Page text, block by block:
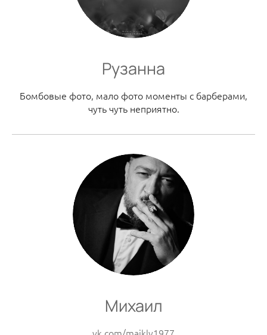
Рузанна
Бомбовые фото, мало фото моменты с барберами,
чуть чуть неприятно.
Михаил